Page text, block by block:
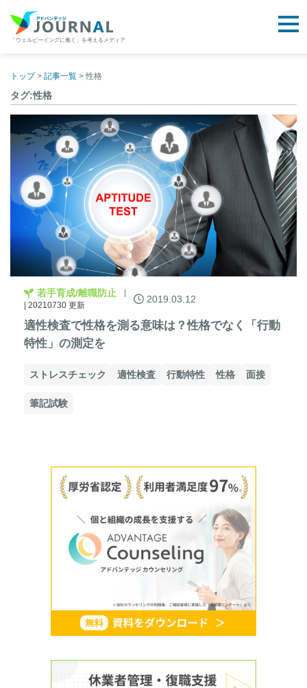
content
「ウェルビーイングに働く」を考えるメディア
トップ> 記事一覧 > 性格
タグ:性格
若手育成/離職防止
| 20210730 更新
2019.03.12
適性検査で性格を測る意味は？性格でなく「行動
特性」の測定を
ストレスチェック 適性検査 行動特性 性格 面接
筆記試験